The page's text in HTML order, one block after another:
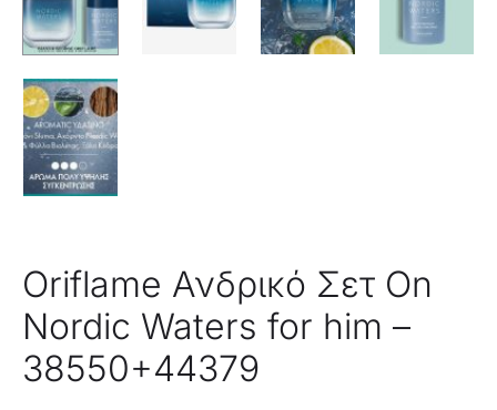
Oriflame Ανδρικό Σετ On
Nordic Waters for him –
38550+44379